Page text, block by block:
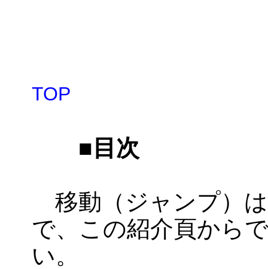
TOP
■ 目次
移動（ジャンプ）
で、この紹介頁から
い。